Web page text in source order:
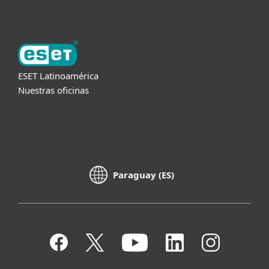
ESET Latinoamérica
Nuestras oficinas
Paraguay (ES)